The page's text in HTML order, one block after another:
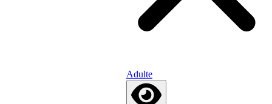
Adulte